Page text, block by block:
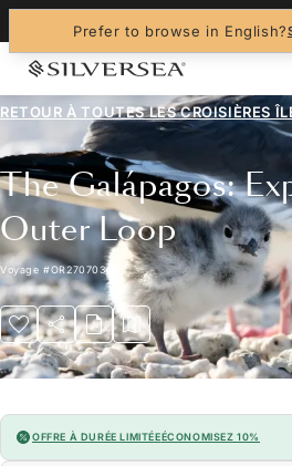
Prefer to browse in English?
RETOUR À TOUTES LESCROISIÈRES
The Galápagos:
Outer Loop
Voyage #OR270703007
OFFRE À DURÉE LIMITÉEÉCONOMISEZ 10%